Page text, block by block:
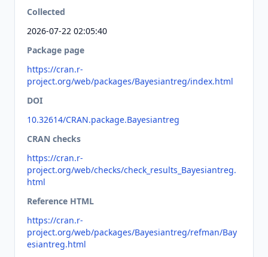
Collected
2026-07-22 02:05:40
Package page
https://cran.r-
project.org/web/packages/Bayesiantreg/index.html
DOI
10.32614/CRAN.package.Bayesiantreg
CRAN checks
https://cran.r-
project.org/web/checks/check_results_Bayesiantreg.
html
Reference HTML
https://cran.r-
project.org/web/packages/Bayesiantreg/refman/Bay
esiantreg.html